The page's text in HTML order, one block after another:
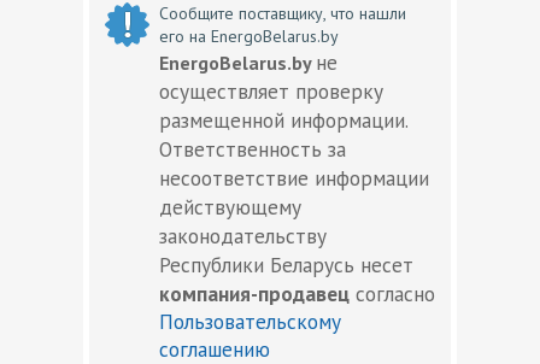
Сообщите поставщику, что нашли
его на EnergoBelarus.by
EnergoBelarus.by не
осуществляет проверку
размещенной информации.
Ответственность за
несоответствие информации
действующему
законодательству
Республики Беларусь несет
компания-продавец согласно
Пользовательскому
соглашению